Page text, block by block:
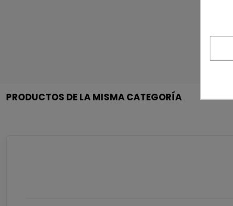
PRODUCTOS DE LA MISMA CATEGORÍA